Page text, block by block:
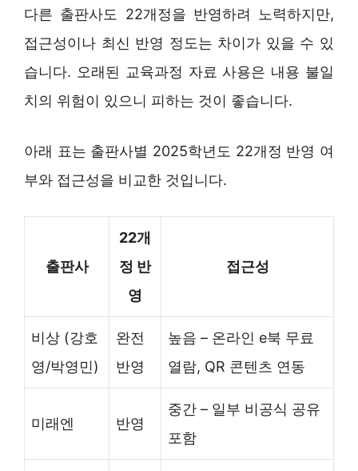
다른 출판사도 22개정을 반영하려 노력하지만,
접근성이나 최신 반영 정도는 차이가 있을 수 있
습니다. 오래된 교육과정 자료 사용은 내용 불일
치의 위험이 있으니 피하는 것이 좋습니다.
아래 표는 출판사별 2025학년도 22개정 반영 여
부와 접근성을 비교한 것입니다.
출판사
22개
정 반
영
접근성
비상 (강호
영/박영민)
완전
반영
높음 – 온라인 e북 무료
열람, QR 콘텐츠 연동
미래엔 반영
중간 – 일부 비공식 공유
포함